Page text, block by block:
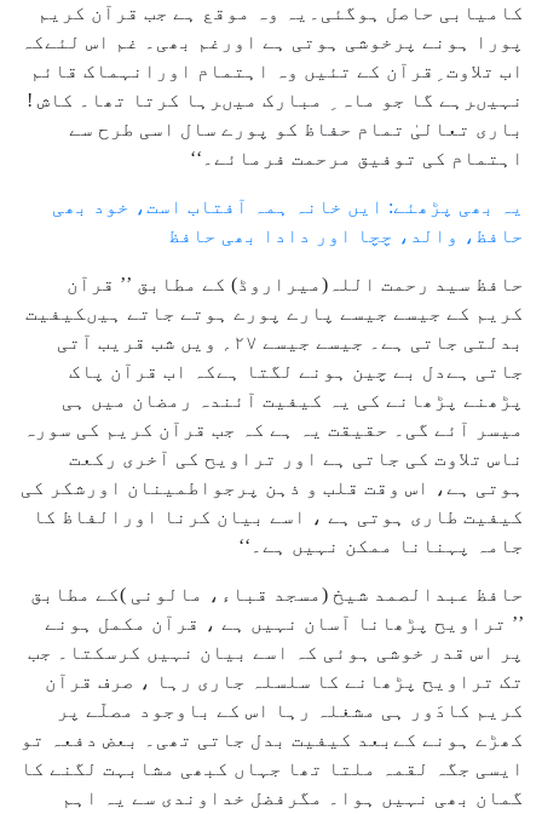
کامیابی حاصل ہوگئی۔یہ وہ موقع ہے جب قرآن کریم
پورا ہونے پرخوشی ہوتی ہے اورغم بھی۔ غم اس لئےکہ
اب تلاوت ِقرآن کے تئیں وہ اہتمام اورانہماک قائم
نہیںرہے گا جو ماہ ِ مبارک میںرہا کرتا تھا۔ کاش !
باری تعالیٰ تمام حفاظ کو پورے سال اسی طرح سے
اہتمام کی توفیق مرحمت فرمائے۔‘‘
یہ بھی پڑھئے: ایں خانہ ہمہ آفتاب است، خود بھی
حافظ، والد، چچا اور دادا بھی حافظ
حافظ سید رحمت اللہ(میراروڈ) کے مطابق ’’ قرآن
کریم کے جیسے جیسے پارے پورے ہوتے جاتے ہیںکیفیت
بدلتی جاتی ہے۔ جیسے جیسے ۲۷؍ ویں شب قریب آتی
جاتی ہےدل بے چین ہونے لگتا ہےکہ اب قرآن پاک
پڑھنے پڑھانے کی یہ کیفیت آئندہ رمضان میں ہی
میسر آئے گی۔ حقیقت یہ ہے کہ جب قرآن کریم کی سورہ
ناس تلاوت کی جاتی ہے اور تراویح کی آخری رکعت
ہوتی ہے، اس وقت قلب و ذہن پرجواطمینان اورشکر کی
کیفیت طاری ہوتی ہے ، اسے بیان کرنا اورالفاظ کا
جامہ پہنانا ممکن نہیں ہے۔‘‘
حافظ عبدالصمد شیخ (مسجد قباء، مالونی )کے مطابق
’’ تراویح پڑھانا آسان نہیں ہے ، قرآن مکمل ہونے
پر اس قدر خوشی ہوئی کہ اسے بیان نہیں کرسکتا۔ جب
تک تراویح پڑھانے کا سلسلہ جاری رہا ، صرف قرآن
کریم کادَور ہی مشغلہ رہا اس کے باوجود مصلّے پر
کھڑے ہونے کےبعد کیفیت بدل جاتی تھی۔ بعض دفعہ تو
ایسی جگہ لقمہ ملتا تھا جہاں کبھی مشابہت لگنے کا
گمان بھی نہیں ہوا۔ مگرفضل خداوندی سے یہ اہم